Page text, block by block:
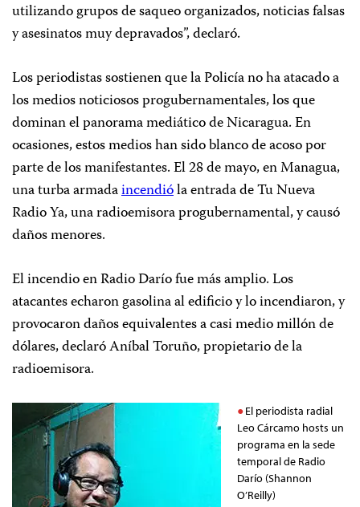
utilizando grupos de saqueo organizados, noticias falsas
y asesinatos muy depravados”, declaró.
Los periodistas sostienen que la Policía no ha atacado a
los medios noticiosos progubernamentales, los que
dominan el panorama mediático de Nicaragua. En
ocasiones, estos medios han sido blanco de acoso por
parte de los manifestantes. El 28 de mayo, en Managua,
una turba armadaincendióla entrada de Tu Nueva
Radio Ya,una radioemisora progubernamental, y causó
daños menores.
El incendio en Radio Darío fue más amplio. Los
atacantes echaron gasolina al edificio y lo incendiaron, y
provocaron daños equivalentes a casi medio millón de
dólares, declaró Aníbal Toruño, propietario de la
radioemisora.
El periodista radial
Leo Cárcamo hosts un
programa en la sede
temporal de Radio
Darío (Shannon
O’Reilly)